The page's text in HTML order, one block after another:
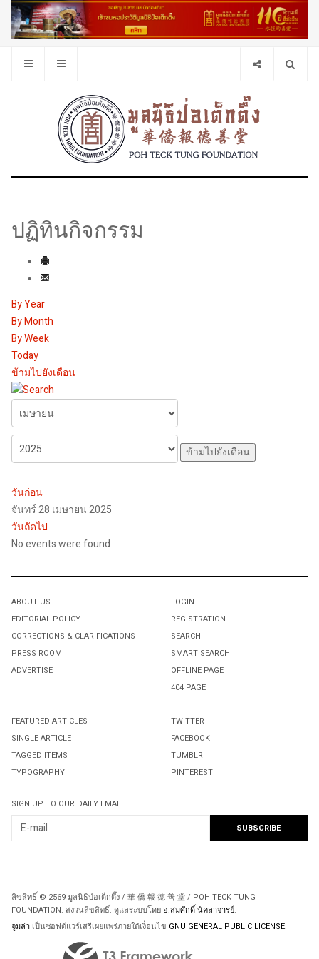
ปฏิทินกิจกรรม
By Year
By Month
By Week
Today
ข้ามไปยังเดือน
ข้ามไปยังเดือน
วันก่อน
จันทร์ 28 เมษายน 2025
วันถัดไป
No events were found
ABOUT US
EDITORIAL POLICY
CORRECTIONS & CLARIFICATIONS
PRESS ROOM
ADVERTISE
LOGIN
REGISTRATION
SEARCH
SMART SEARCH
OFFLINE PAGE
404 PAGE
FEATURED ARTICLES
SINGLE ARTICLE
TAGGED ITEMS
TYPOGRAPHY
TWITTER
FACEBOOK
TUMBLR
PINTEREST
SIGN UP TO OUR DAILY EMAIL
ลิขสิทธิ์ © 2569 มูลนิธิป่อเต็กตึ๊ง / 華 僑 報 德 善 堂 / POH TECK TUNG
FOUNDATION. สงวนลิขสิทธิ์. ดูแลระบบโดย อ.สมศักดิ์ นัคลาจารย์.
จูมล่า เป็นซอฟต์แวร์เสรีเผยแพร่ภายใต้เงื่อนไข GNU GENERAL PUBLIC LICENSE.